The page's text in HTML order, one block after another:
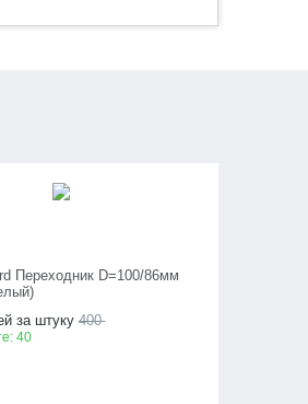
Переходник D=100/86мм
за штуку 400
40